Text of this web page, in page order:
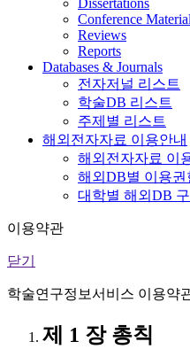
Conference
Reviews
Reports
Databases & Journals
전자저널 리스트
학술DB 리스트
주제별 리스트
해외전자자료 이용안내
해외전자자료 이
해외DB별 이용권
대학별 해외DB
이용약관
닫기
학술연구정보서비스 이용약
제 1 장 총칙